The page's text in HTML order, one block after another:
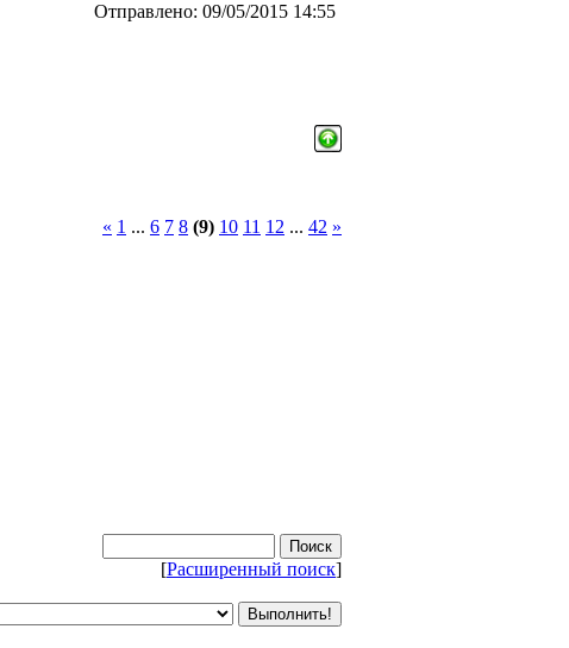
Отправлено: 09/05/2015 14:55
« 1 ... 6 7 8 (9) 10 11 12 ... 42 »
[Расширенный поиск]